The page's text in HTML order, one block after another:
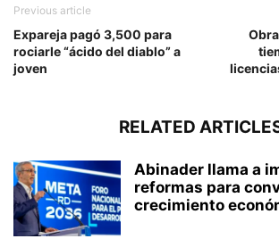
Previous article
Expareja pagó 3,500 para
rociarle “ácido del diablo” a
joven
RELATED
Abinader llama a
reformas para
crecimiento